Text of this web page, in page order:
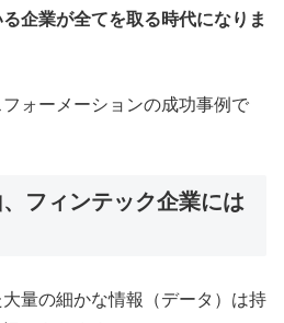
企業が全てを取る時代になりま
ォーメーションの成功事例で
フィンテック企業には
量の細かな情報（データ）は持